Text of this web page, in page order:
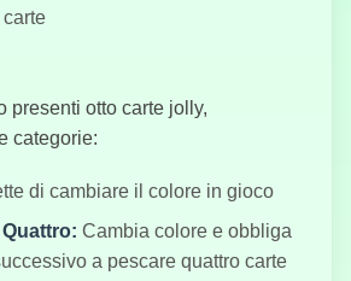
Mahjong
presenti otto carte jolly,
categorie:
di cambiare il colore in gioco
Cambia colore e obbliga
a pescare quattro carte